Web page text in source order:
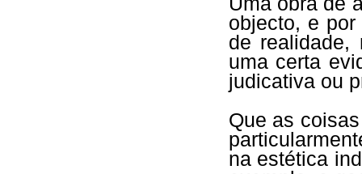
objecto, e
de realidade,
uma certa
judicativa ou
Que as
na estética